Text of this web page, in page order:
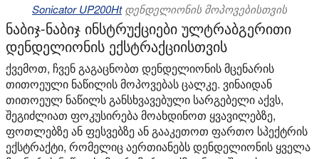
Sonicator UP200Htდენდელიონის მოპოვებისთვის
ნაბიჯ-ნაბიჯ ინსტრუქციები ულტრაბგერითი
დენდელიონის ექსტრაქციისთვის
ქვემოთ, ჩვენ გაგაცნობთ დენდელიონის მცენარის
თითოეული ნაწილის მოპოვებას ცალკე. ვინაიდან
თითოეულ ნაწილს განსხვავებული სარგებელი აქვს,
შეგიძლიათ ფოკუსირება მოახდინოთ ყვავილებზე,
ფოთლებზე ან ფესვებზე ან გააკეთოთ ფართო სპექტრის
ექსტრაქტი, რომელიც აერთიანებს დენდელიონის ყველა